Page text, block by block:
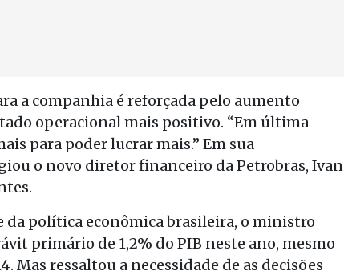
a companhia é reforçada pelo aumento
operacional mais positivo. “Em última
para poder lucrar mais.” Em sua
o novo diretor financeiro da Petrobras, Ivan
da política econômica brasileira, o ministro
primário de 1,2% do PIB neste ano, mesmo
Mas ressaltou a necessidade de as decisões